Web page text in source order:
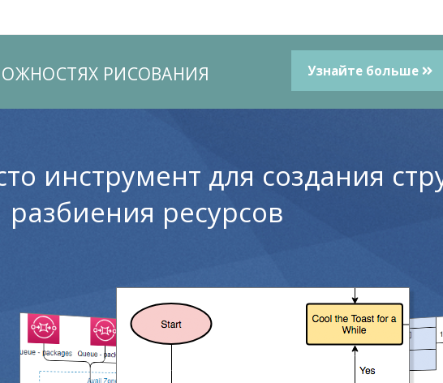
РИСОВАНИЯ Узнайте больше
инструмент для создания
разбиения ресурсов